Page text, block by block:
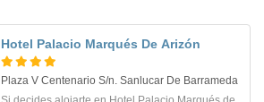
Hotel Palacio Marqués De Arizón
Plaza V Centenario S/n. Sanlucar De Barrameda